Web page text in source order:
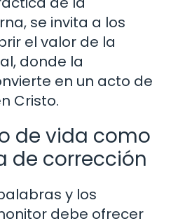
se invita a los
el valor de la
donde la
en un acto de
Cristo.
de vida como
de corrección
y los
debe ofrecer